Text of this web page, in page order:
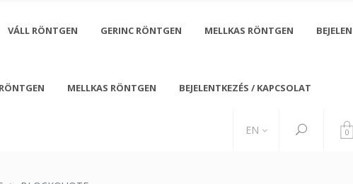
- Friday 08:00 - 20:00
+ 0800 2466 7921
MELLKAS RÖNTGEN BEJELENTKEZÉS / KAPCSOLAT
EN 0
VÁLL RÖNTGEN GERINC RÖNTGEN MELLKAS RÖNTGEN